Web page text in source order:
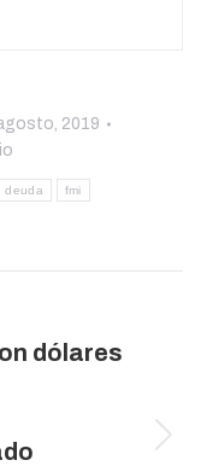
2019
deuda fmi
dólares